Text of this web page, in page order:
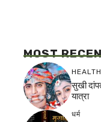
MOST
HEALTH
सुखी
यात्रा
धर्म